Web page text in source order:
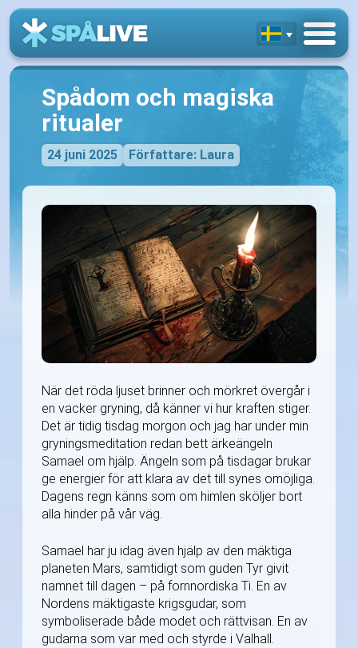
Spådom och magiska
ritualer
24 juni 2025 Författare: Laura
När det röda ljuset brinner och mörkret övergår i
en vacker gryning, då känner vi hur kraften stiger.
Det är tidig tisdag morgon och jag har under min
gryningsmeditation redan bett ärkeängeln
Samael om hjälp. Ängeln som på tisdagar brukar
ge energier för att klara av det till synes omöjliga.
Dagens regn känns som om himlen sköljer bort
alla hinder på vår väg.
Samael har ju idag även hjälp av den mäktiga
planeten Mars, samtidigt som guden Tyr givit
namnet till dagen – på fornnordiska Ti. En av
Nordens mäktigaste krigsgudar, som
symboliserade både modet och rättvisan. En av
gudarna som var med och styrde i Valhall.